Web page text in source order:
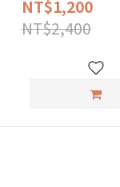
NT$1,200
NT$2,400